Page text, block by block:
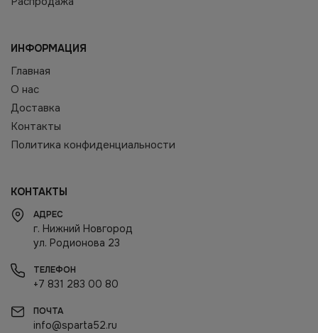
ИНФОРМАЦИЯ
Главная
О нас
Доставка
Контакты
Политика конфиденциальности
КОНТАКТЫ
АДРЕС
г. Нижний Новгород
ул. Родионова 23
ТЕЛЕФОН
+7 831 283 00 80
ПОЧТА
info@sparta52.ru